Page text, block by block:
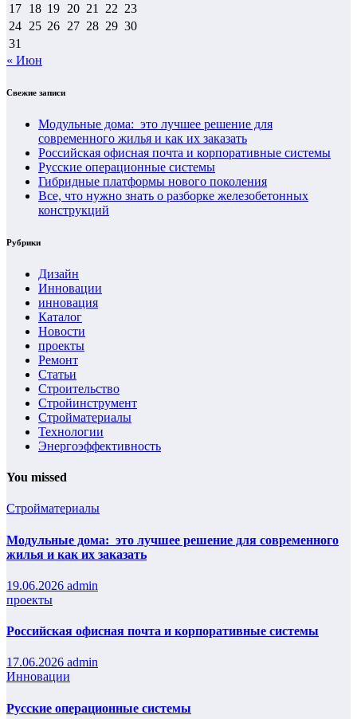
17 18 19 20 21 22 23
24 25 26 27 28 29 30
31
« Июн
Свежие записи
Модульные дома: это лучшее решение для
современного жилья и как их заказать
Российская офисная почта и корпоративные системы
Русские операционные системы
Гибридные платформы нового поколения
Все, что нужно знать о разборке железобетонных
конструкций
Рубрики
Дизайн
Инновации
инновация
Каталог
Новости
проекты
Ремонт
Статьи
Строительство
Стройинструмент
Стройматериалы
Технологии
Энергоэффективность
You missed
Стройматериалы
Модульные дома: это лучшее решение для современного
жилья и как их заказать
19.06.2026 admin
проекты
Российская офисная почта и корпоративные системы
17.06.2026 admin
Инновации
Русские операционные системы